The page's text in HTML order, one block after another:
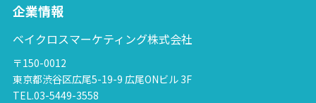
企業情報
ベイクロスマーケティング株式会社
〒150-0012
東京都渋谷区広尾5-19-9 広尾ONビル 3F
TEL.03-5449-3558